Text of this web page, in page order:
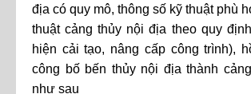
địa có quy mô, thông số kỹ thuật phù
thuật cảng thủy nội địa theo quy
hiện cải tạo, nâng cấp công trình),
công bố bến thủy nội địa thành
như sau